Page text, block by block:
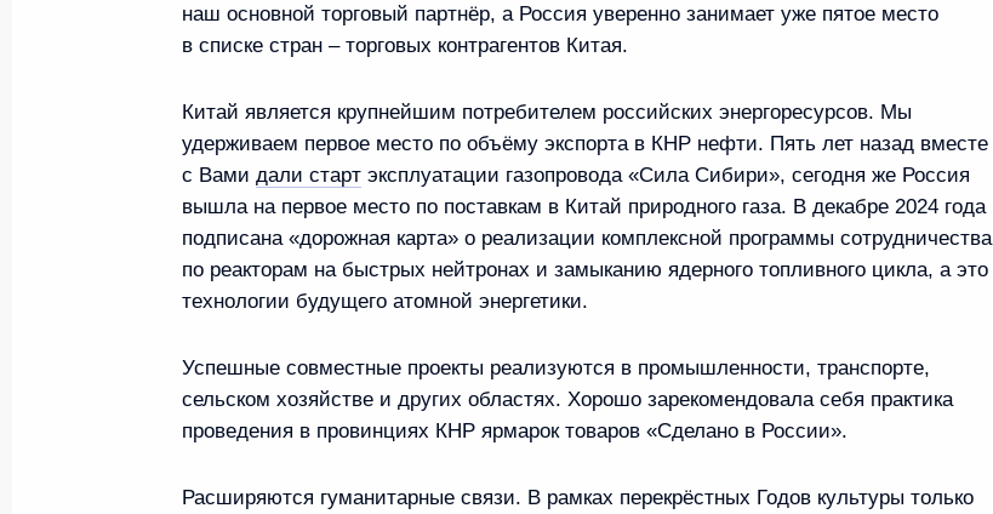
17 января 2025 года, пятница
17 января 2025 года, 18:00 Москва, Кремль
Переговоры с Президентом Ирана Масудом Пезешкианом
17 января 2025 года, 17:20 Москва, Кремль
Показать предыдущие материалы
наш основной торговый партнёр, а Россия уверенно занимает уже пятое место
в списке стран – торговых контрагентов Китая.
Китай является крупнейшим потребителем российских энергоресурсов. Мы
удерживаем первое место по объёму экспорта в КНР нефти. Пять лет назад вместе
с Вами дали старт эксплуатации газопровода «Сила Сибири», сегодня же Россия
вышла на первое место по поставкам в Китай природного газа. В декабре 2024 года
подписана «дорожная карта» о реализации комплексной программы сотрудничества
по реакторам на быстрых нейтронах и замыканию ядерного топливного цикла, а это
технологии будущего атомной энергетики.
Успешные совместные проекты реализуются в промышленности, транспорте,
сельском хозяйстве и других областях. Хорошо зарекомендовала себя практика
проведения в провинциях КНР ярмарок товаров «Сделано в России».
Расширяются гуманитарные связи. В рамках перекрёстных Годов культуры только